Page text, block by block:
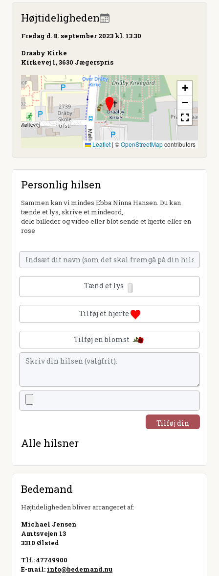
Højtideligheden
Fredag d. 8. september 2023 kl. 13.30
Draaby Kirke
Kirkevej 1, 3630 Jægerspris
+
−
Leaflet | ©OpenStreetMapcontributors
Personlig hilsen
Sammen kan vi mindes Ebba Ninna Hansen. Du kan
tænde et lys, skrive et mindeord,
dele billeder og video eller blot sende et hjerte eller en
rose
Tænd et lys
Tilføj et hjerte
Tilføj en blomst
Tilføj din
Alle hilsner
Bedemand
Højtideligheden bliver arrangeret af:
Michael Jensen
Amtsvejen 13
3310 Ølsted
Tlf.: 47749900
E-mail: info@bedemand.nu